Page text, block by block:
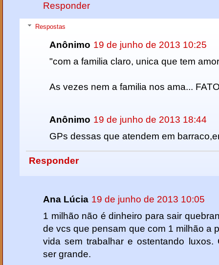
Responder
Respostas
Anônimo 19 de junho de 2013 10:25
"com a familia claro, unica que tem
As vezes nem a familia nos ama...
Anônimo 19 de junho de 2013 18:44
GPs dessas que atendem em
Responder
Ana Lúcia 19 de junho de 2013 10:05
1 milhão não é dinheiro para sair
de vcs que pensam que com 1 milhão a
vida sem trabalhar e ostentando
ser grande.